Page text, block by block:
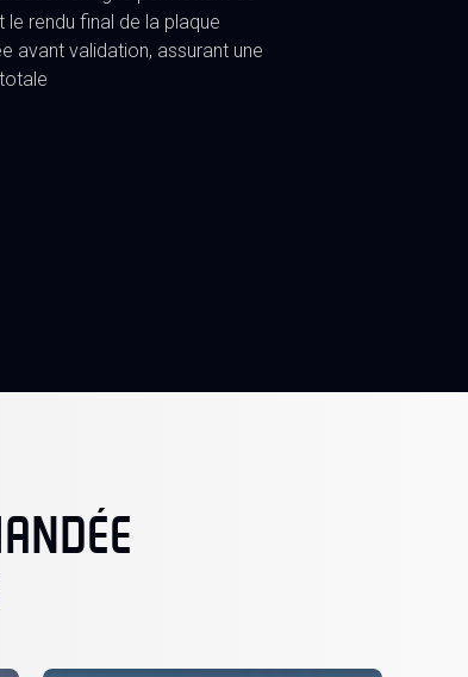
le rendu final de la plaque
avant validation, assurant une